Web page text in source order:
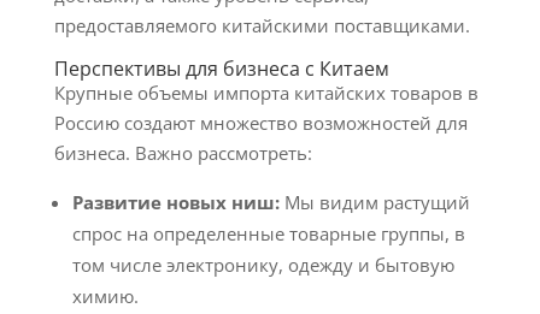
предоставляемого китайскими поставщиками.
Перспективы для бизнеса с Китаем
Крупные объемы импорта китайских товаров в
Россию создают множество возможностей для
бизнеса. Важно рассмотреть:
Развитие новых ниш:Мы видим растущий
спрос на определенные товарные группы, в
том числе электронику, одежду и бытовую
химию.